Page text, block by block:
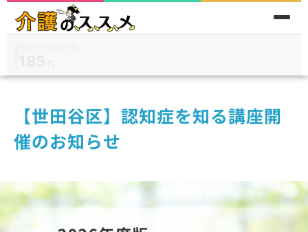
【世田谷区】認知症を知る講座開
催のお知らせ